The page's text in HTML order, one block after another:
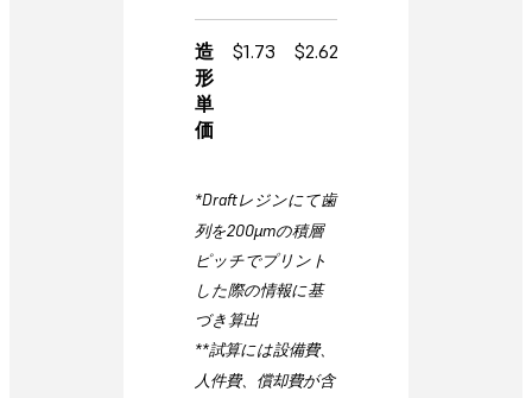
造
形
単
価
$1.73 $2.62
*Draftレジンにて歯
列を200µmの積層
ピッチでプリント
した際の情報に基
づき算出
**試算には設備費、
人件費、償却費が含